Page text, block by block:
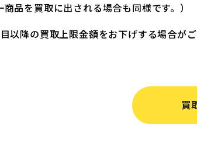
品を買取に出される場合も同様です。）
以降の買取上限金額をお下げする場合がご
買